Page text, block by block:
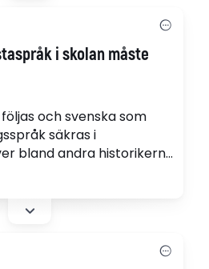
i skolan måste
och svenska som
säkras i
bland andra historikern
Engdahl och Per Wästberg